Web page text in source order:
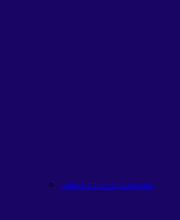
Carteira ETFs Globaisem alta